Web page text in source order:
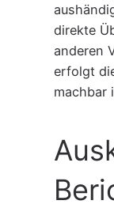
direkte
anderen
erfolgt
machbar